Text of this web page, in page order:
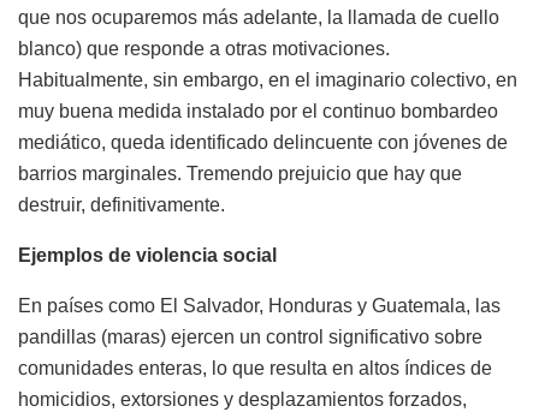
que nos ocuparemos más adelante, la llamada de cuello
blanco) que responde a otras motivaciones.
Habitualmente, sin embargo, en el imaginario colectivo, en
muy buena medida instalado por el continuo bombardeo
mediático, queda identificado delincuente con jóvenes de
barrios marginales. Tremendo prejuicio que hay que
destruir, definitivamente.
Ejemplos de violencia social
En países como El Salvador, Honduras y Guatemala, las
pandillas (maras) ejercen un control significativo sobre
comunidades enteras, lo que resulta en altos índices de
homicidios, extorsiones y desplazamientos forzados,